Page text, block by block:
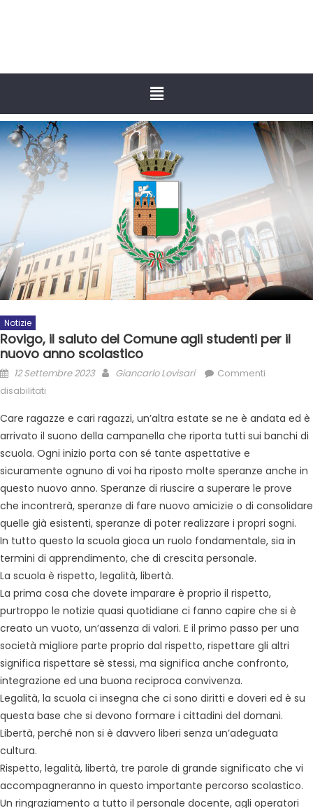
Notizie
Rovigo, il saluto del Comune agli studenti per il
nuovo anno scolastico
12 Settembre 2023 Giancarlo Lovisari
Commenti
disabilitati
Care ragazze e cari ragazzi, un’altra estate se ne è andata ed è
arrivato il suono della campanella che riporta tutti sui banchi di
scuola. Ogni inizio porta con sé tante aspettative e
sicuramente ognuno di voi ha riposto molte speranze anche in
questo nuovo anno. Speranze di riuscire a superare le prove
che incontrerà, speranze di fare nuovo amicizie o di consolidare
quelle già esistenti, speranze di poter realizzare i propri sogni.
In tutto questo la scuola gioca un ruolo fondamentale, sia in
termini di apprendimento, che di crescita personale.
La scuola è rispetto, legalità, libertà.
La prima cosa che dovete imparare è proprio il rispetto,
purtroppo le notizie quasi quotidiane ci fanno capire che si è
creato un vuoto, un’assenza di valori. E il primo passo per una
società migliore parte proprio dal rispetto, rispettare gli altri
significa rispettare sè stessi, ma significa anche confronto,
integrazione ed una buona reciproca convivenza.
Legalità, la scuola ci insegna che ci sono diritti e doveri ed è su
questa base che si devono formare i cittadini del domani.
Libertà, perché non si è davvero liberi senza un’adeguata
cultura.
Rispetto, legalità, libertà, tre parole di grande significato che vi
accompagneranno in questo importante percorso scolastico.
Un ringraziamento a tutto il personale docente, agli operatori